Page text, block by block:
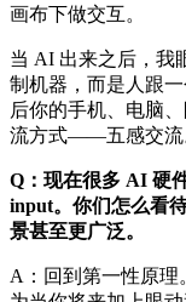
画布下做交互。
当 AI 出来之后，我
制机器，而是人跟
后你的手机、电脑
流方式——五感交流
Q：现在很多 AI 硬
input。你们怎么看
景甚至更广泛。
A：回到第一性原理